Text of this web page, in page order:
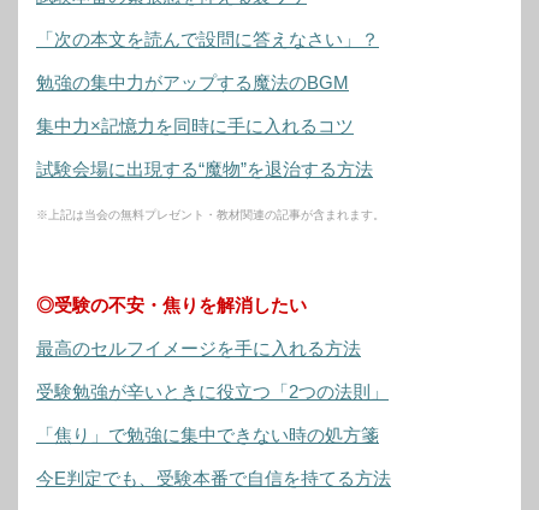
「次の本文を読んで設問に答えなさい」？
勉強の集中力がアップする魔法のBGM
集中力×記憶力を同時に手に入れるコツ
試験会場に出現する“魔物”を退治する方法
※上記は当会の無料プレゼント・教材関連の記事が含まれます。
◎受験の不安・焦りを解消したい
最高のセルフイメージを手に入れる方法
受験勉強が辛いときに役立つ「2つの法則」
「焦り」で勉強に集中できない時の処方箋
今E判定でも、受験本番で自信を持てる方法